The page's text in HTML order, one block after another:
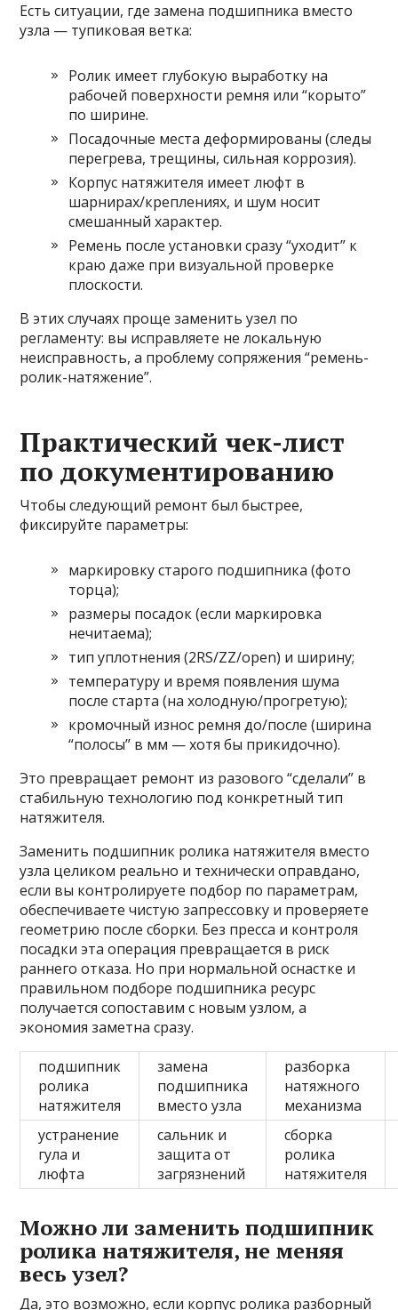
Есть ситуации, где замена подшипника вместо
узла — тупиковая ветка:
Ролик имеет глубокую выработку на
рабочей поверхности ремня или “корыто”
по ширине.
Посадочные места деформированы (следы
перегрева, трещины, сильная коррозия).
Корпус натяжителя имеет люфт в
шарнирах/креплениях, и шум носит
смешанный характер.
Ремень после установки сразу “уходит” к
краю даже при визуальной проверке
плоскости.
В этих случаях проще заменить узел по
регламенту: вы исправляете не локальную
неисправность, а проблему сопряжения “ремень-
ролик-натяжение”.
Практический чек-лист
по документированию
Чтобы следующий ремонт был быстрее,
фиксируйте параметры:
маркировку старого подшипника (фото
торца);
размеры посадок (если маркировка
нечитаема);
тип уплотнения (2RS/ZZ/open) и ширину;
температуру и время появления шума
после старта (на холодную/прогретую);
кромочный износ ремня до/после (ширина
“полосы” в мм — хотя бы прикидочно).
Это превращает ремонт из разового “сделали” в
стабильную технологию под конкретный тип
натяжителя.
Заменить подшипник ролика натяжителя вместо
узла целиком реально и технически оправдано,
если вы контролируете подбор по параметрам,
обеспечиваете чистую запрессовку и проверяете
геометрию после сборки. Без пресса и контроля
посадки эта операция превращается в риск
раннего отказа. Но при нормальной оснастке и
правильном подборе подшипника ресурс
получается сопоставим с новым узлом, а
экономия заметна сразу.
подшипник
ролика
натяжителя
замена
подшипника
вместо узла
разборка
натяжного
механизма
устранение
гула и
люфта
сальник и
защита от
загрязнений
сборка
ролика
натяжителя
Можно ли заменить подшипник
ролика натяжителя, не меняя
весь узел?
Да, это возможно, если корпус ролика разборный